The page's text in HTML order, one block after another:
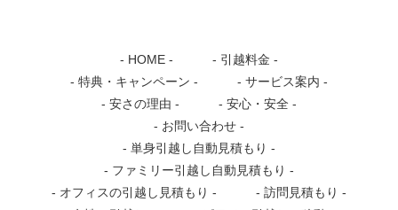
HOME
引越料金
特典・キャンペーン
サービス案内
安さの理由
安心・安全
お問い合わせ
単身引越し自動見積もり
ファミリー引越し自動見積もり
オフィスの引越し見積もり
訪問見積もり